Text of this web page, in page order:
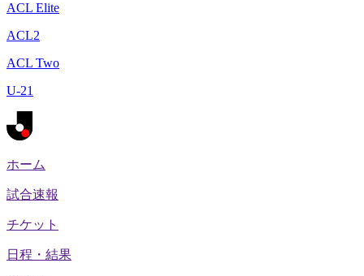
ACL Elite
ACL2
ACL Two
U-21
ホーム
試合速報
チケット
日程・結果